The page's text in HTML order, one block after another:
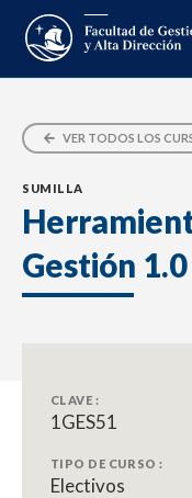
VER TODOS LOS
SUMILLA
Gestión 1.0
CLAVE :
1GES51
TIPO DE CURSO :
Electivos